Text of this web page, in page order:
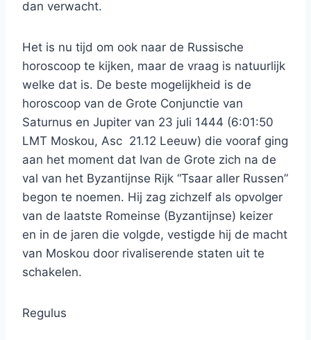
dan verwacht.
Het is nu tijd om ook naar de Russische
horoscoop te kijken, maar de vraag is natuurlijk
welke dat is. De beste mogelijkheid is de
horoscoop van de Grote Conjunctie van
Saturnus en Jupiter van 23 juli 1444 (6:01:50
LMT Moskou, Asc 21.12 Leeuw) die vooraf ging
aan het moment dat Ivan de Grote zich na de
val van het Byzantijnse Rijk “Tsaar aller Russen”
begon te noemen. Hij zag zichzelf als opvolger
van de laatste Romeinse (Byzantijnse) keizer
en in de jaren die volgde, vestigde hij de macht
van Moskou door rivaliserende staten uit te
schakelen.
Regulus